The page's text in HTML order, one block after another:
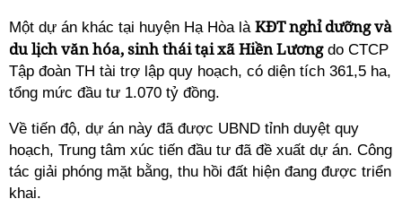
Một dự án khác tại huyện Hạ Hòa là KĐT nghỉ dưỡng và
du lịch văn hóa, sinh thái tại xã Hiền Lươngdo CTCP
Tập đoàn TH tài trợ lập quy hoạch, có diện tích 361,5 ha,
tổng mức đầu tư 1.070 tỷ đồng.
Về tiến độ, dự án này đã được UBND tỉnh duyệt quy
hoạch, Trung tâm xúc tiến đầu tư đã đề xuất dự án. Công
tác giải phóng mặt bằng, thu hồi đất hiện đang được triển
khai.